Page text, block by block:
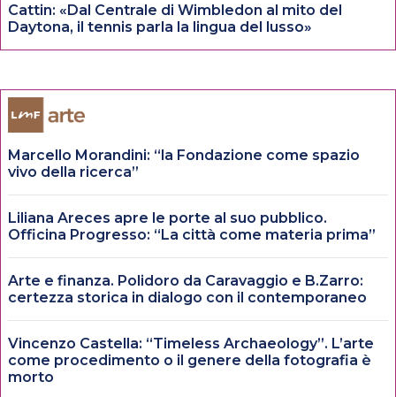
Cattin: «Dal Centrale di Wimbledon al mito del
Daytona, il tennis parla la lingua del lusso»
Marcello Morandini: “la Fondazione come spazio
vivo della ricerca”
Liliana Areces apre le porte al suo pubblico.
Officina Progresso: “La città come materia prima”
Arte e finanza. Polidoro da Caravaggio e B.Zarro:
certezza storica in dialogo con il contemporaneo
Vincenzo Castella: “Timeless Archaeology”. L’arte
come procedimento o il genere della fotografia è
morto